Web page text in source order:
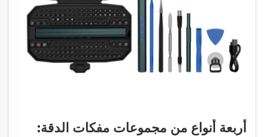
أربعة أنواع من مجموعات مفكات الدقة: